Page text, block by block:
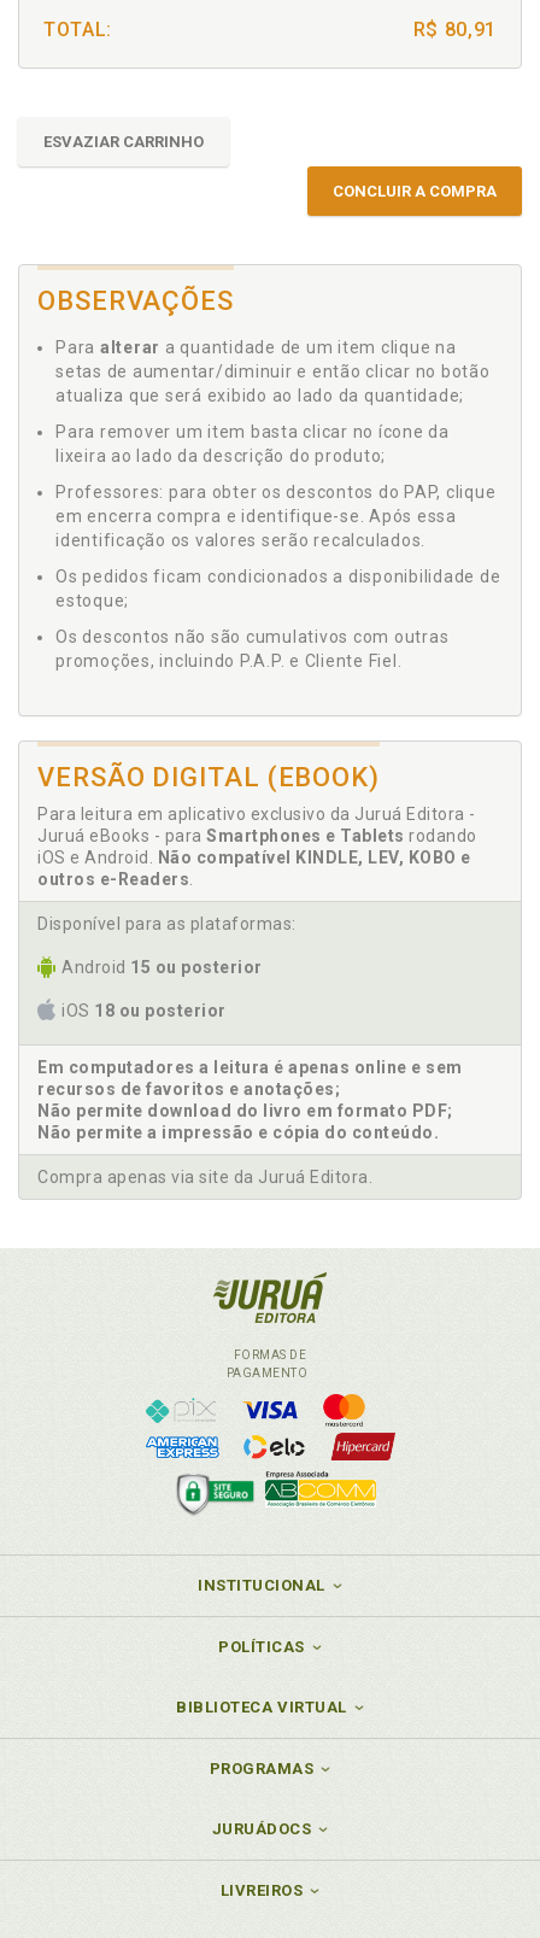
TOTAL: R$ 80,91
ESVAZIAR CARRINHO
CONCLUIR A COMPRA
OBSERVAÇÕES
Para alterar a quantidade de um item clique na
setas de aumentar/diminuir e então clicar no botão
atualiza que será exibido ao lado da quantidade;
Para remover um item basta clicar no ícone da
lixeira ao lado da descrição do produto;
Professores: para obter os descontos do PAP, clique
em encerra compra e identifique-se. Após essa
identificação os valores serão recalculados.
Os pedidos ficam condicionados a disponibilidade de
estoque;
Os descontos não são cumulativos com outras
promoções, incluindo P.A.P. e Cliente Fiel.
VERSÃO DIGITAL (EBOOK)
Para leitura em aplicativo exclusivo da Juruá Editora -
Juruá eBooks - para Smartphones e Tablets rodando
iOS e Android.
Não compatível KINDLE, LEV, KOBO e
outros e-Readers
Disponível para as plataformas:
Android 15 ou posterior
iOS 18 ou posterior
Em computadores a leitura é apenas online e sem
recursos de favoritos e anotações;
Não permite download do livro em formato PDF;
Não permite a impressão e cópia do conteúdo.
Compra apenas via site da Juruá Editora.
FORMAS DE
PAGAMENTO
INSTITUCIONAL
POLÍTICAS
BIBLIOTECA VIRTUAL
PROGRAMAS
JURUÁDOCS
LIVREIROS